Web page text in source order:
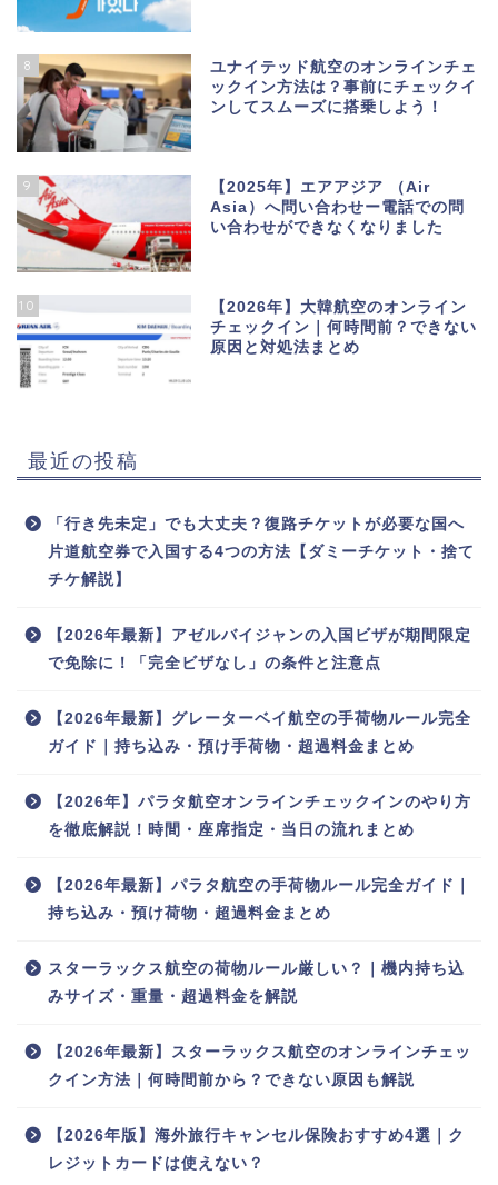
8
ユナイテッド航空のオンラインチェ
ックイン方法は？事前にチェックイ
ンしてスムーズに搭乗しよう！
9
【2025年】エアアジア （Air
Asia）へ問い合わせー電話での問
い合わせができなくなりました
10
【2026年】大韓航空のオンライン
チェックイン｜何時間前？できない
原因と対処法まとめ
最近の投稿
「行き先未定」でも大丈夫？復路チケットが必要な国へ
片道航空券で入国する4つの方法【ダミーチケット・捨て
チケ解説】
【2026年最新】アゼルバイジャンの入国ビザが期間限定
で免除に！「完全ビザなし」の条件と注意点
【2026年最新】グレーターベイ航空の手荷物ルール完全
ガイド｜持ち込み・預け手荷物・超過料金まとめ
【2026年】パラタ航空オンラインチェックインのやり方
を徹底解説！時間・座席指定・当日の流れまとめ
【2026年最新】パラタ航空の手荷物ルール完全ガイド｜
持ち込み・預け荷物・超過料金まとめ
スターラックス航空の荷物ルール厳しい？｜機内持ち込
みサイズ・重量・超過料金を解説
【2026年最新】スターラックス航空のオンラインチェッ
クイン方法｜何時間前から？できない原因も解説
【2026年版】海外旅行キャンセル保険おすすめ4選｜ク
レジットカードは使えない？